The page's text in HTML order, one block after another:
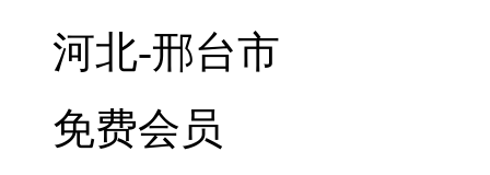
河北-邢台市
免费会员